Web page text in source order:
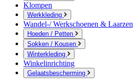
Klompen
Werkkleding
Wandel-/ Werkschoenen & Laarzen
Hoeden / Petten
Sokken / Kousen
Winterkleding
Winkelinrichting
Gelaatsbescherming